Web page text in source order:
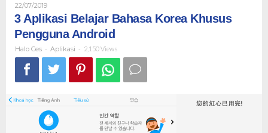
22/07/2019Oleh
Halo
Ces
3 Aplikasi Belajar Bahasa Korea Khusus
Pengguna Android
Halo Ces - Aplikasi - 2,150 Views